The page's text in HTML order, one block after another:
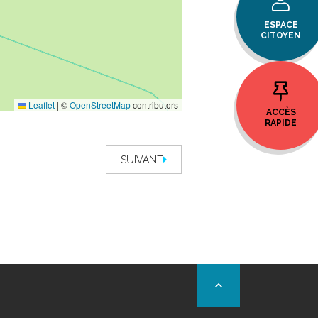
Leaflet | ©OpenStreetMapcontributors
SUIVANT
ESPACE
CITOYEN
ACCÈS
RAPIDE